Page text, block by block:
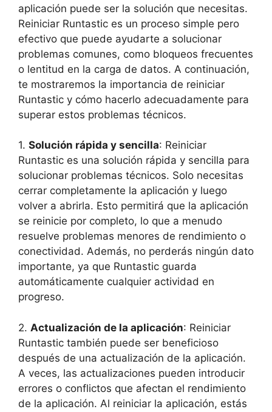
aplicación puede ser la solución ‌que necesitas.
Reiniciar Runtastic es​ un proceso ⁣simple pero
efectivo que puede ayudarte a solucionar
problemas comunes, como bloqueos⁤ frecuentes
o lentitud en la carga ⁢de datos. ​A continuación,
te mostraremos la importancia de reiniciar
Runtastic y ⁢cómo hacerlo⁤ adecuadamente para
superar estos problemas⁤ técnicos.
1. Solución rápida y ​sencilla: Reiniciar
Runtastic es una solución rápida y sencilla para
solucionar problemas técnicos. Solo necesitas
cerrar completamente la aplicación⁣ y luego
volver a ⁤abrirla. Esto permitirá que la aplicación
se reinicie por completo, lo que a menudo
resuelve problemas menores ⁣de rendimiento o
conectividad. Además, no perderás ningún dato
importante, ya que⁣ Runtastic guarda
‍automáticamente cualquier actividad en
‍progreso.
2. Actualización de la ​aplicación: Reiniciar
Runtastic también puede ser beneficioso
después de una actualización⁢ de la aplicación.
A veces, las actualizaciones pueden introducir⁣
errores o conflictos que afectan el rendimiento‌
de la aplicación. Al reiniciar la aplicación, ⁢estás